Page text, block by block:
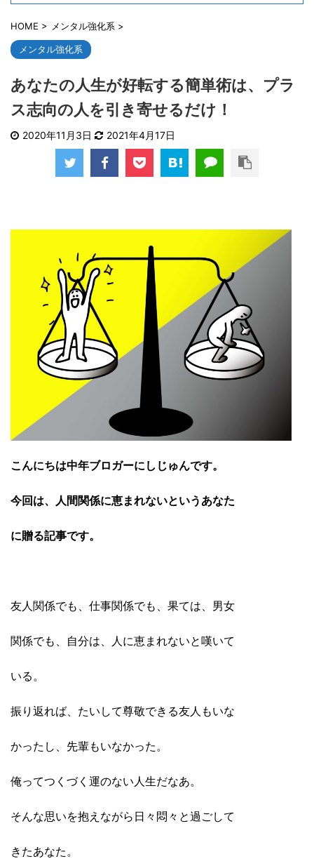
HOME > メンタル強化系 >
メンタル強化系
あなたの人生が好転する簡単術は、プラ
ス志向の人を引き寄せるだけ！
2020年11月3日 2021年4月17日
こんにちは中年ブロガーにしじゅんです。
今回は、人間関係に恵まれないというあなた
に贈る記事です。
友人関係でも、仕事関係でも、果ては、男女
関係でも、自分は、人に恵まれないと嘆いて
いる。
振り返れば、たいして尊敬できる友人もいな
かったし、先輩もいなかった。
俺ってつくづく運のない人生だなあ。
そんな思いを抱えながら日々悶々と過ごして
きたあなた。